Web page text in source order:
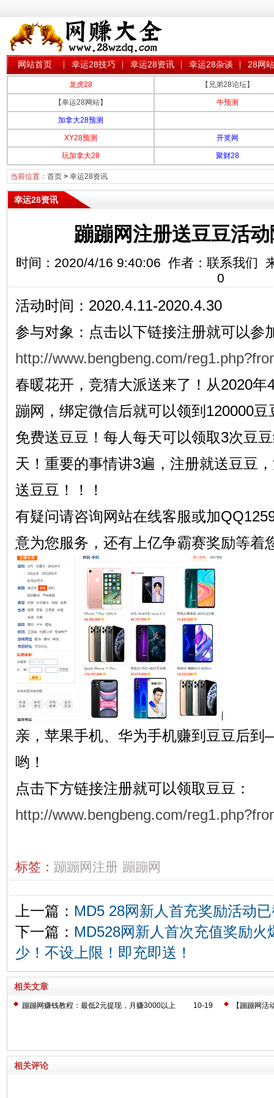
网站首页 幸运28技巧 幸运28资讯 幸运28杂谈 28网
龙虎28 【兄弟28论坛】
【幸运28网站】 牛预测
加拿大28预测
XY28预测 开奖网
玩加拿大28 聚财28
当前位置： 首页> 幸运28资讯
幸运28资讯
蹦蹦网注册送豆豆活
时间：2020/4/16 9:40:06 作者：联系我们
0
活动时间：2020.4.11-2020.4.30
参与对象：点击以下链接注册就可以参
http://www.bengbeng.com/
春暖花开，竞猜大派送来了！从2020年
蹦网，绑定微信后就可以领到120000
免费送豆豆！每人每天可以领取3次豆
天！重要的事情讲3遍，注册就送豆豆
送豆豆！！！
有疑问请咨询网站在线客服或加
意为您服务，还有上亿争霸赛奖励等着
亲，苹果手机、华为手机赚到豆豆后
哟！
点击下方链接注册就可以领取豆豆：
http://www.bengbeng.com/
标签： 蹦蹦网注册 蹦蹦网
上一篇： MD5 28网新人首充奖励活动
下一篇： MD528网新人首次充值奖励火
少！不设上限！即充即送！
相关文章
10-19
蹦蹦网赚钱教程：最低2元提现，月赚3000以上 【蹦蹦网
相关评论